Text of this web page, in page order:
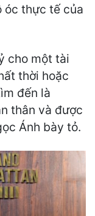
óc thực tế của
cho một tài
thời hoặc
đến là
thân và được
Ánh bày tỏ.